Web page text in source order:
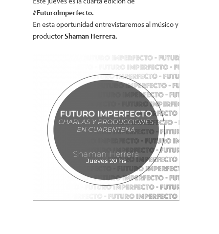
Este jueves es la cuarta edición de
#FuturoImperfecto.
En esta oportunidad entrevistaremos al músico y
productorShaman Herrera.